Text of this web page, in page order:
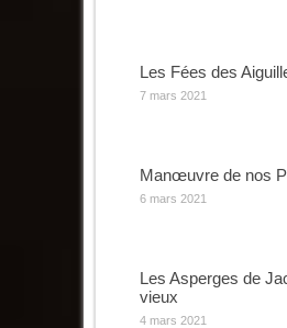
Les Fées des
7 mars 2021
Manœuvre de nos
6 mars 2021
Les Asperges de
vieux
4 mars 2021